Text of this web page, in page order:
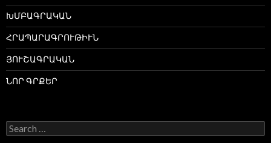
ԽՄԲԱԳՐԱԿԱՆ
ՀՐԱՊԱՐԱԳՐՈՒԹԻՒՆ
ՅՈՒՇԱԳՐԱԿԱՆ
ՆՈՐ ԳՐՔԵՐ
Search
for: